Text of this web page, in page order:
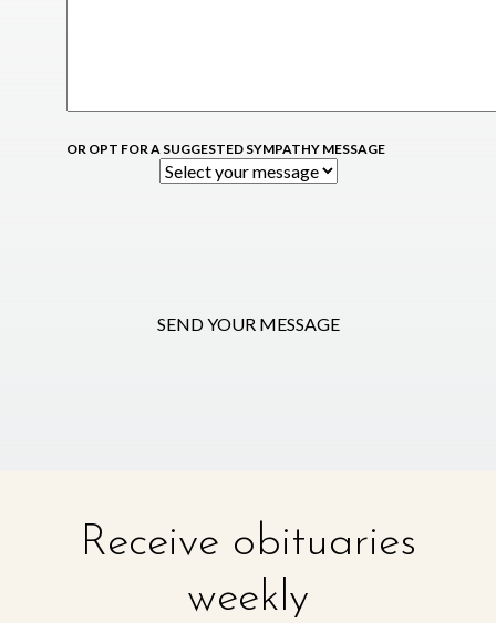
OR OPT FOR A SUGGESTED SYMPATHY MESSAGE
SEND YOUR MESSAGE
Receive obituaries
weekly